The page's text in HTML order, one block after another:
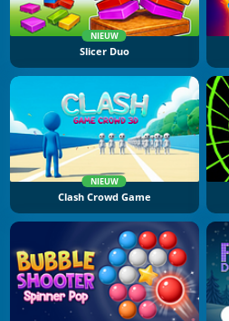
NIEUW
Slicer Duo
NIEUW
Clash Crowd Game